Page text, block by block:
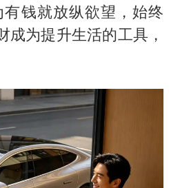
钱就放纵欲望，始终
成为提升生活的工具，